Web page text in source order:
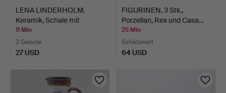
LENA LINDERHOLM.
Keramik, Schale mit
Kanne…
11 Min
2 Gebote
27 USD
FIGURINEN, 3 Stk.,
Porzellan, Rex und Casa…
25 Min
Schätzwert
64 USD